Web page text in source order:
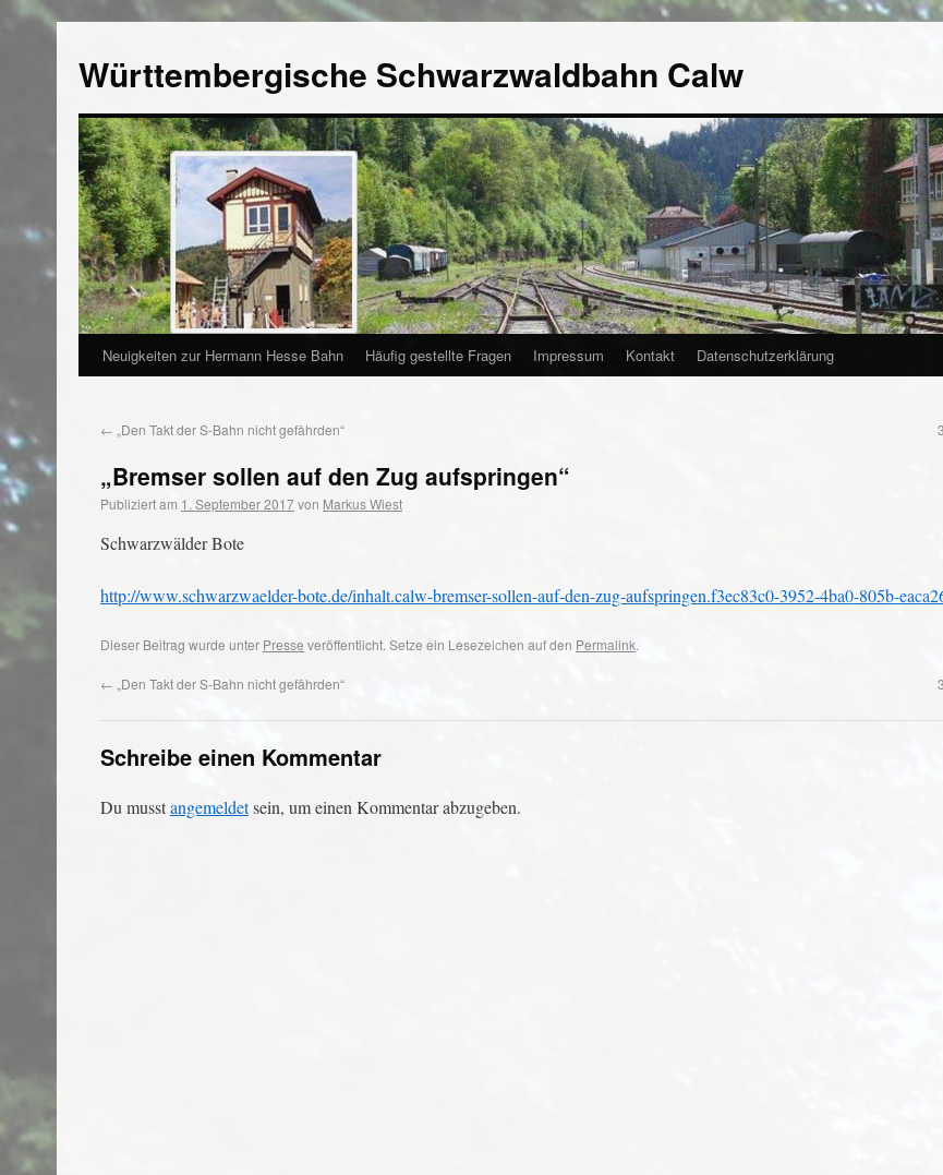
Württembergische Schwarzwaldbahn Calw
Neuigkeiten zur Hermann Hesse Bahn Häufig gestellte Fragen Impressum Kontakt Datenschutzerklärung
← „Den Takt der S-Bahn nicht gefährden“
„Bremser sollen auf den Zug aufspringen“
Publiziert am 1. September 2017von Markus Wiest
Schwarzwälder Bote
http://www.schwarzwaelder-bote.de/inhalt.calw-bremser-sollen-auf-den-zug-aufspringen.f3ec83c0-3952-4ba0-805b-
Dieser Beitrag wurde unter Presse veröffentlicht. Setze ein Lesezeichen auf den Permalink.
← „Den Takt der S-Bahn nicht gefährden“
Schreibe einen Kommentar
Du musstangemeldetsein, um einen Kommentar abzugeben.